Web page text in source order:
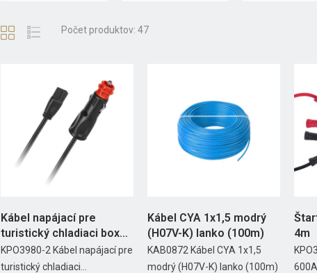
Počet produktov: 47
Kábel napájací pre
turistický chladiaci box
2m
KPO3980-2 Kábel napájací pre
turistický chladiaci...
Kábel CYA 1x1,5 modrý
(H07V-K) lanko (100m)
KAB0872 Kábel CYA 1x1,5
modrý (H07V-K) lanko (100m)
4m